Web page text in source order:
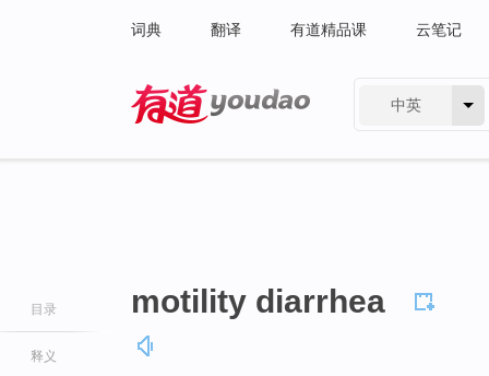
词典 翻译 有道精品课 云笔记
中英
目录
释义
motility diarrhea